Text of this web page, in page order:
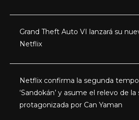
Grand Theft Auto VI lanzará su
Netflix
Netflix confirma la segunda
‘Sandokán’ y asume el relevo de la
protagonizada por Can Yaman